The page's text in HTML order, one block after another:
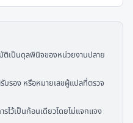
ติเป็นดุลพินิจของหน่วยงานปลาย
บรอง หรือหมายเลขผู้แปลที่ตรวจ
รไว้เป็นก้อนเดียวโดยไม่แจกแจง